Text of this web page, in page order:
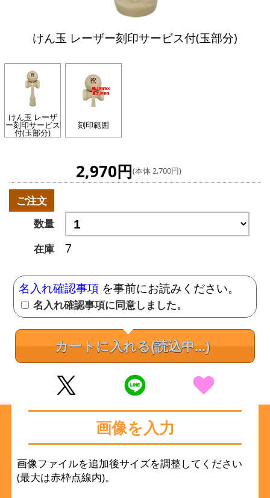
けん玉 レーザー刻印サービス付(玉部分)
けん玉 レーザ
ー刻印サービス
付(玉部分)
刻印範囲
2,970円(本体 2,700円)
ご注文
数量
在庫
7
名入れ確認事項 を事前にお読みください。
名入れ確認事項に同意しました。
カートに入れる(読込中...)
画像を入力
画像ファイルを追加後サイズを調整してください
(最大は赤枠点線内)。